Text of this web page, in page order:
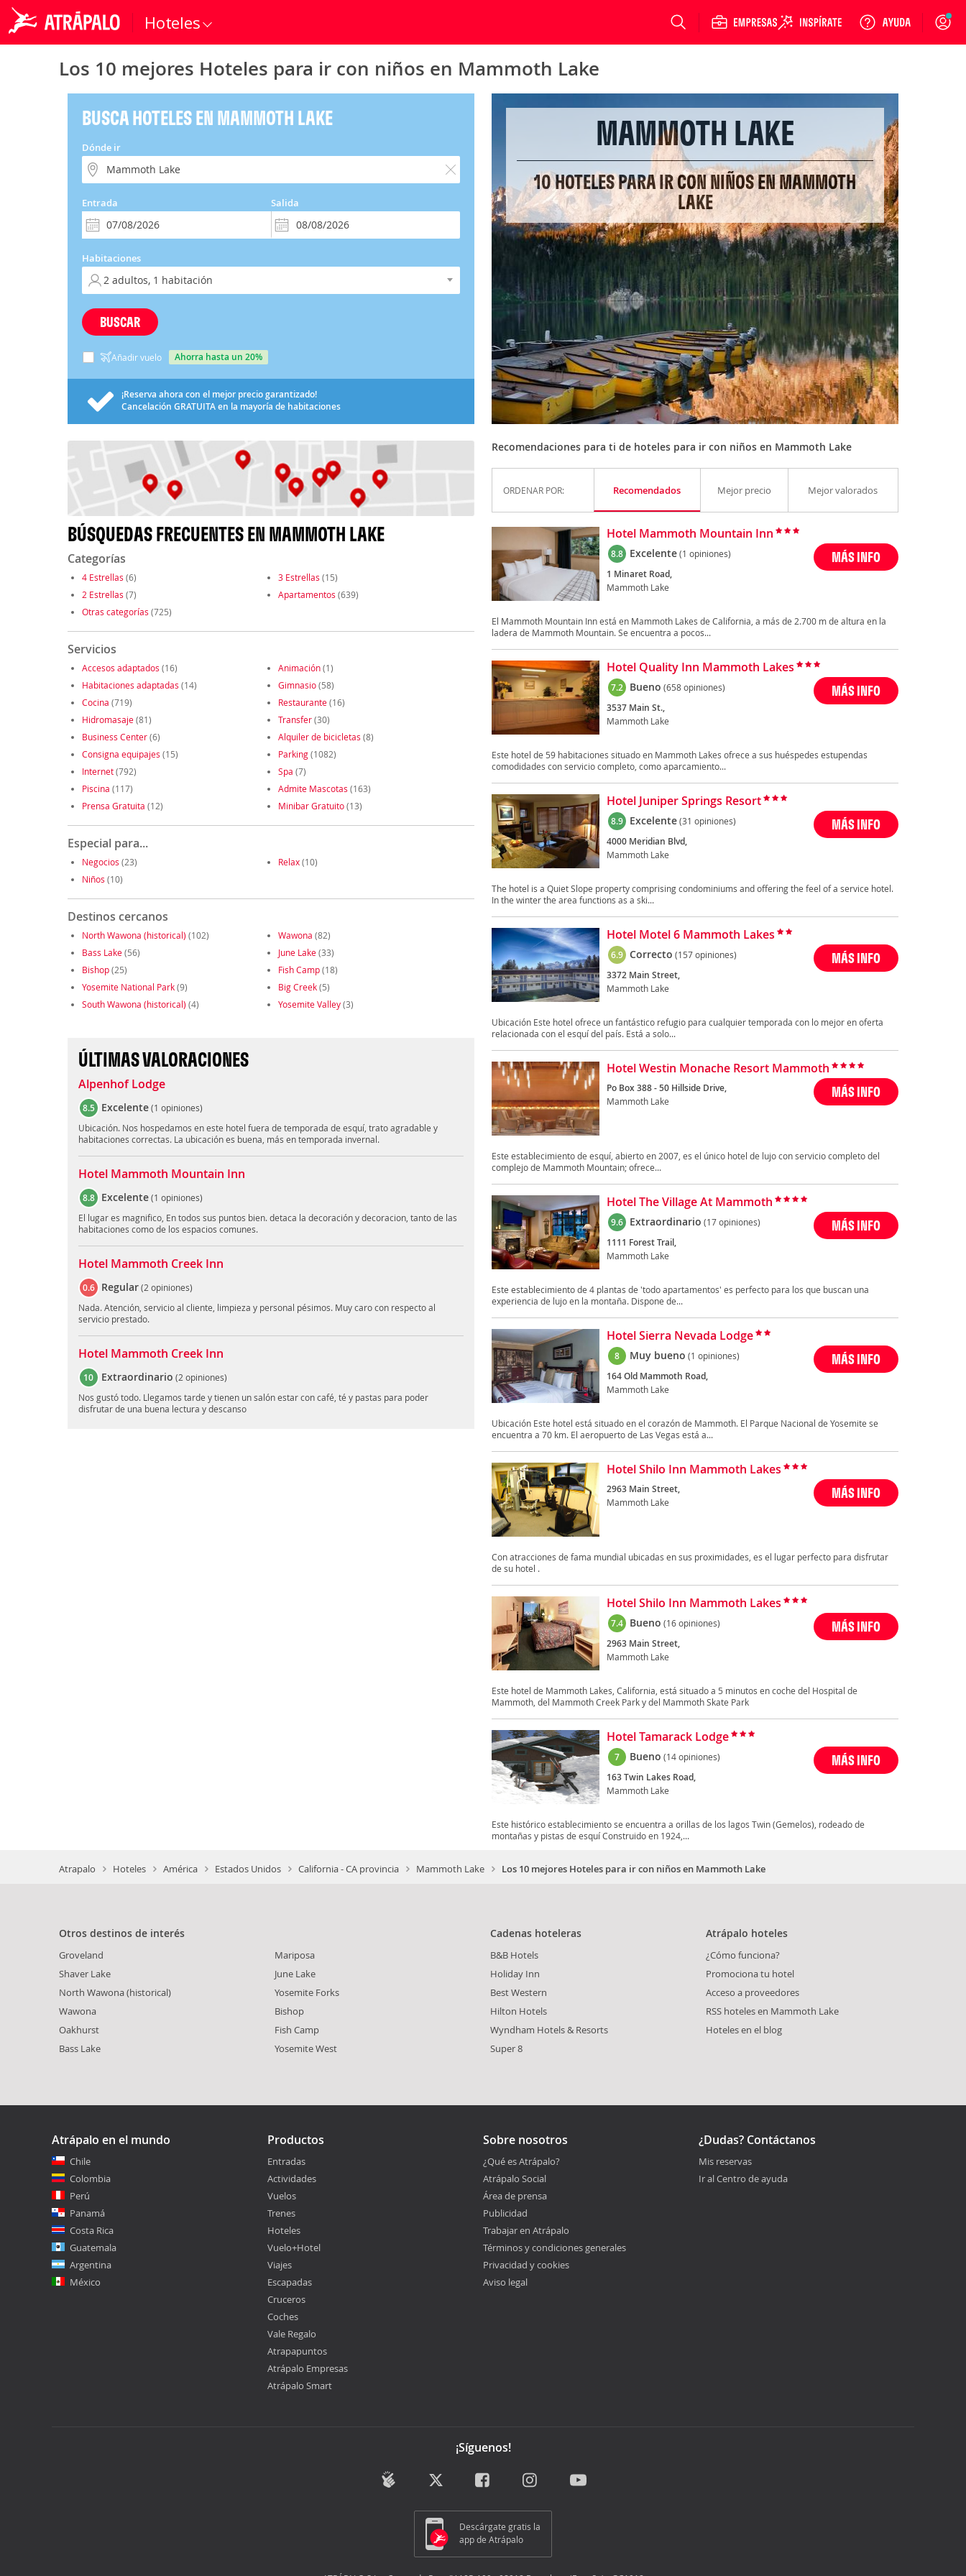
Hoteles Login
Los 10 mejores Hoteles para ir con niños en Mammoth Lake
BUSCA HOTELES EN MAMMOTH LAKE
Dónde ir
Entrada Salida
Habitaciones
BUSCAR
Añadir vuelo ahorra hasta un 20%
¡Reserva ahora con el mejor precio garantizado!
Cancelación GRATUITAen la mayoría de habitaciones
BÚSQUEDAS FRECUENTES EN MAMMOTH LAKE
Categorías
4 Estrellas (6) 3 Estrellas (15)
2 Estrellas (7) Apartamentos (639)
Otras categorías (725)
Servicios
Accesos adaptados (16) Animación(1)
Habitaciones adaptadas (14) Gimnasio(58)
Cocina (719) Restaurante(16)
Hidromasaje(81) Transfer(30)
Business Center(6) Alquiler de bicicletas (8)
Consigna equipajes (15) Parking(1082)
Internet(792) Spa (7)
Piscina (117) Admite Mascotas (163)
Prensa Gratuita (12) Minibar Gratuito(13)
Especial para...
Negocios (23) Relax(10)
Niños (10)
Destinos cercanos
North Wawona (historical) (102) Wawona (82)
Bass Lake(56) June Lake(33)
Bishop(25) Fish Camp(18)
Yosemite National Park(9) Big Creek(5)
South Wawona (historical) (4) Yosemite Valley(3)
ÚLTIMAS VALORACIONES
Alpenhof Lodge
8.5 Excelente(1 opiniones)
Ubicación. Nos hospedamos en este hotel fuera de temporada de esquí, trato agradable y
habitaciones correctas. La ubicación es buena, más en temporada invernal.
Hotel Mammoth Mountain Inn
8.8 Excelente(1 opiniones)
El lugar es magnifico, En todos sus puntos bien. detaca la decoración y decoracion, tanto de las
habitaciones como de los espacios comunes.
Hotel Mammoth Creek Inn
0.6 Regular(2 opiniones)
Nada. Atención, servicio al cliente, limpieza y personal pésimos. Muy caro con respecto al
servicio prestado.
Hotel Mammoth Creek Inn
10 Extraordinario (2 opiniones)
Nos gustó todo. Llegamos tarde y tienen un salón estar con café, té y pastas para poder
disfrutar de una buena lectura y descanso
MAMMOTH LAKE
10 HOTELES PARA IR CON NIÑOS EN MAMMOTH
LAKE
Recomendaciones para ti de hoteles para ir con niños en Mammoth Lake
ORDENAR POR: Recomendados Mejor precio Mejor valorados
Hotel Mammoth Mountain Inn
8.8 Excelente(1 opiniones)
1 Minaret Road,
Mammoth Lake
MÁS INFO
El Mammoth Mountain Inn está en Mammoth Lakes de California, a más de 2.700 m de altura en la
ladera de Mammoth Mountain. Se encuentra a pocos...
Hotel Quality Inn Mammoth Lakes
7.2 Bueno (658 opiniones)
3537 Main St.,
Mammoth Lake
MÁS INFO
Este hotel de 59 habitaciones situado en Mammoth Lakes ofrece a sus huéspedes estupendas
comodidades con servicio completo, como aparcamiento...
Hotel Juniper Springs Resort
8.9 Excelente(31 opiniones)
4000 Meridian Blvd,
Mammoth Lake
MÁS INFO
The hotel is a Quiet Slope property comprising condominiums and offering the feel of a service hotel.
In the winter the area functions as a ski...
Hotel Motel 6 Mammoth Lakes
6.9 Correcto (157 opiniones)
3372 Main Street,
Mammoth Lake
MÁS INFO
Ubicación Este hotel ofrece un fantástico refugio para cualquier temporada con lo mejor en oferta
relacionada con el esquí del país. Está a solo...
Hotel Westin Monache Resort Mammoth
Po Box 388 - 50 Hillside Drive,
Mammoth Lake
MÁS INFO
Este establecimiento de esquí, abierto en 2007, es el único hotel de lujo con servicio completo del
complejo de Mammoth Mountain; ofrece...
Hotel The Village At Mammoth
9.6 Extraordinario (17 opiniones)
1111 Forest Trail,
Mammoth Lake
MÁS INFO
Este establecimiento de 4 plantas de 'todo apartamentos' es perfecto para los que buscan una
experiencia de lujo en la montaña. Dispone de...
Hotel Sierra Nevada Lodge
8 Muy bueno (1 opiniones)
164 Old Mammoth Road,
Mammoth Lake
MÁS INFO
Ubicación Este hotel está situado en el corazón de Mammoth. El Parque Nacional de Yosemite se
encuentra a 70 km. El aeropuerto de Las Vegas está a...
Hotel Shilo Inn Mammoth Lakes
2963 Main Street,
Mammoth Lake
MÁS INFO
Con atracciones de fama mundial ubicadas en sus proximidades, es el lugar perfecto para disfrutar
de su hotel .
Hotel Shilo Inn Mammoth Lakes
7.4 Bueno (16 opiniones)
2963 Main Street,
Mammoth Lake
MÁS INFO
Este hotel de Mammoth Lakes, California, está situado a 5 minutos en coche del Hospital de
Mammoth, del Mammoth Creek Park y del Mammoth Skate Park
Hotel Tamarack Lodge
7 Bueno (14 opiniones)
163 Twin Lakes Road,
Mammoth Lake
MÁS INFO
Este histórico establecimiento se encuentra a orillas de los lagos Twin (Gemelos), rodeado de
montañas y pistas de esquí Construido en 1924,...
Atrapalo Hoteles América Estados Unidos California - CA provincia Mammoth Lake Los 10 mejores Hoteles para ir con niños en Mammoth Lake
Otros destinos de interés
Groveland
Shaver Lake
North Wawona (historical)
Wawona
Oakhurst
Bass Lake
Mariposa
June Lake
Yosemite Forks
Bishop
Fish Camp
Yosemite West
Cadenas hoteleras
B&B Hotels
Holiday Inn
Best Western
Hilton Hotels
Wyndham Hotels & Resorts
Super 8
Atrápalo hoteles
¿Cómo funciona?
Promociona tu hotel
Acceso a proveedores
RSS hoteles en Mammoth Lake
Hoteles en el blog
Atrápalo en el mundo
Chile
Colombia
Perú
Panamá
Costa Rica
Guatemala
Argentina
México
Productos
Entradas
Actividades
Vuelos
Trenes
Hoteles
Vuelo+Hotel
Viajes
Escapadas
Cruceros
Coches
Vale Regalo
Atrapapuntos
Atrápalo Empresas
Atrápalo Smart
Sobre nosotros
¿Qué es Atrápalo?
Atrápalo Social
Área de prensa
Publicidad
Trabajar en Atrápalo
Términos y condiciones generales
Privacidad y cookies
Aviso legal
¿Dudas? Contáctanos
Mis reservas
Ir al Centro de ayuda
¡Síguenos!
Descárgate gratis la
app de Atrápalo